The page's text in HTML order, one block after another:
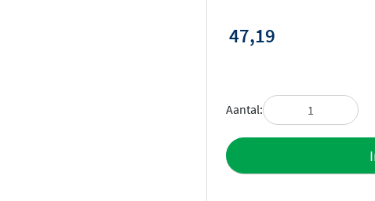
47,19
Aantal:
Toevoegen aan